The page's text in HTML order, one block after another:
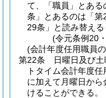
て、「職員」とあ
条」とあるのは「
29条」と読み替える
(令元条例20
(会計年度任用職員
第22条
日曜日及び土
トタイム会計年度
に加えて月曜日か
けることができる。